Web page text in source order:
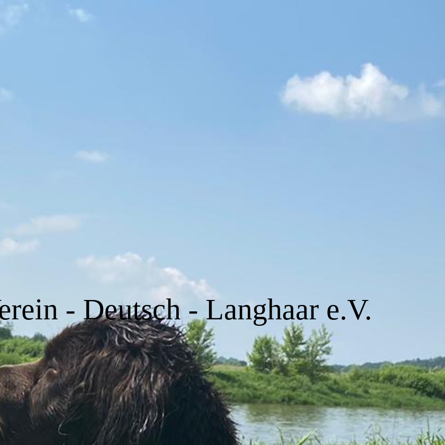
- Deutsch - Langhaar e.V.